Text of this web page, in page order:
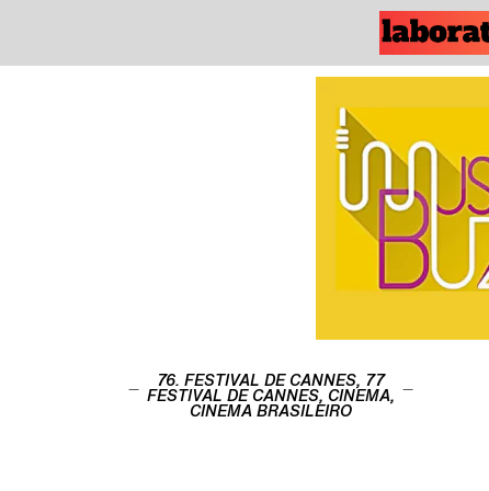
76. FESTIVAL DE CANNES, 77
FESTIVAL DE CANNES, CINEMA,
CINEMA BRASILEIRO